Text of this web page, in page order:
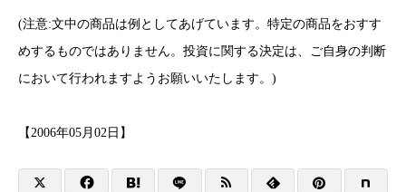
(注意:文中の商品は例としてあげています。特定の商品をおすす
めするものではありません。投資に関する決定は、ご自身の判断
において行われますようお願いいたします。)
【2006年05月02日】